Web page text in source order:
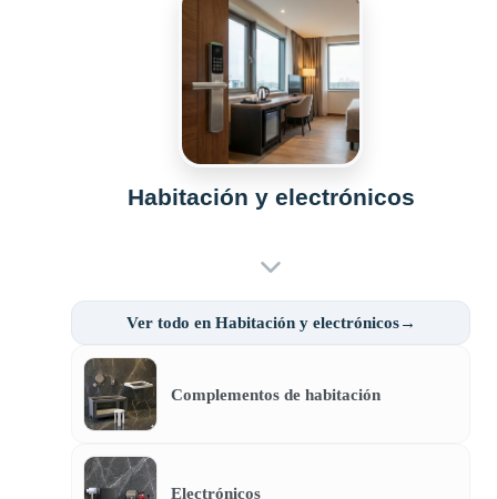
Habitación y electrónicos
Ver todo en Habitación y electrónicos→
Complementos de habitación
Electrónicos